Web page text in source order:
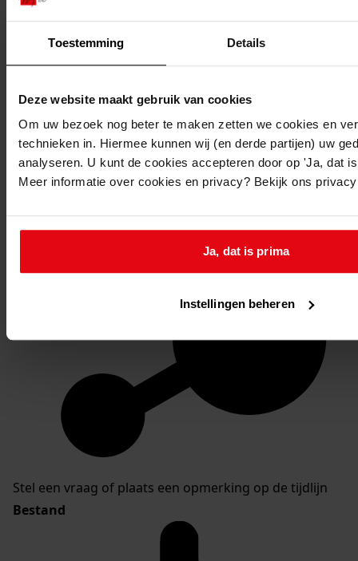
Toestemming Details
Deze website maakt gebruik van cookies
Om uw bezoek nog beter te maken zetten we cookies en
technieken in. Hiermee kunnen wij (en derde partijen) uw
analyseren. U kunt de cookies accepteren door op 'Ja, dat
Meer informatie over cookies en privacy? Bekijk ons
Ja, dat is prima
Instellingen beheren
Favoriet of een notitie maken
Stel een vraag of plaats een opmerking op de tijdlijn
Bestand